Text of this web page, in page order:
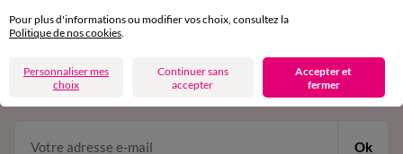
en vous inscrivant à la newsletter
dès 20€ d’achat
conditions dans votre email de confirmation
Ok
Pour plus d'informations ou modifier vos choix, consultez la
Politique de nos cookies.
Personnaliser mes
choix
Continuer sans
accepter
Accepter et
fermer